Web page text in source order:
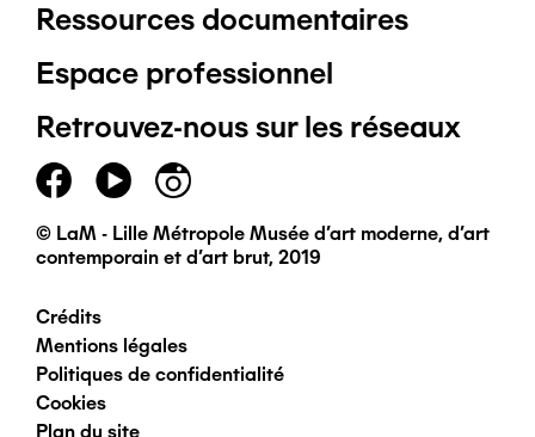
Pied
de
page
principal
Ressources documentaires
Espace professionnel
Retrouvez-nous sur les réseaux
© LaM - Lille Métropole Musée d'art moderne, d'art
contemporain et d'art brut, 2019
Pied
de
Crédits
Mentions légales
Politiques de confidentialité
Cookies
Plan du site